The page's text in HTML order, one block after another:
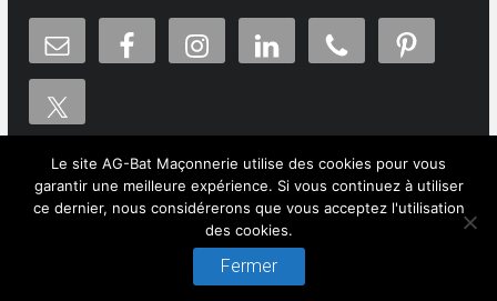
Copyright © 2026
ArthurL – Développeur web
Mentions légales
Politique de confidentialité
Le site AG-Bat Maçonnerie utilise des cookies pour vous
garantir une meilleure expérience. Si vous continuez à utiliser
ce dernier, nous considérerons que vous acceptez l'utilisation
des cookies.
Fermer